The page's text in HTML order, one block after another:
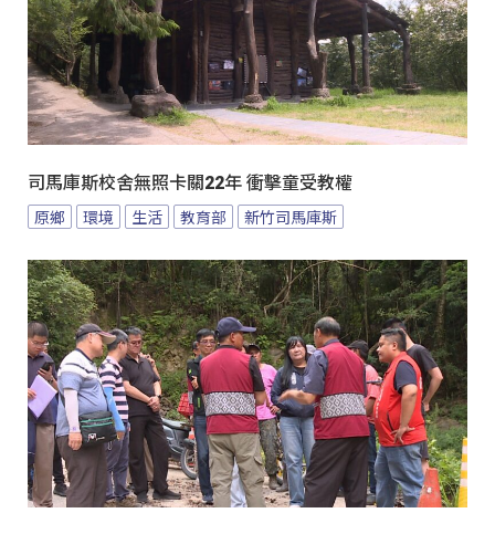
司馬庫斯校舍無照卡關22年 衝擊童受教權
原鄉 環境 生活 教育部 新竹司馬庫斯